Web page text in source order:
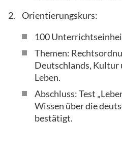
Orientierungskurs:
100
Themen:
Deutschlands, Kultur
Leben.
Abschluss: Test
Wissen über die
bestätigt.